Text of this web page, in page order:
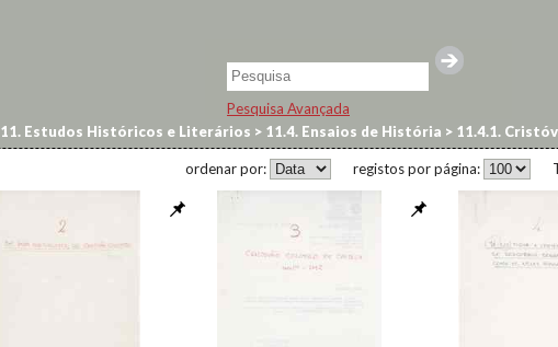
Pesquisa Avançada
11. Estudos Históricos e Literários > 11.4. Ensaios de História > 11.4.1.
registos por página:
ordenar por: